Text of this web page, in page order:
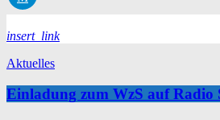
insert_link
Aktuelles
Einladung zum WzS auf Radio